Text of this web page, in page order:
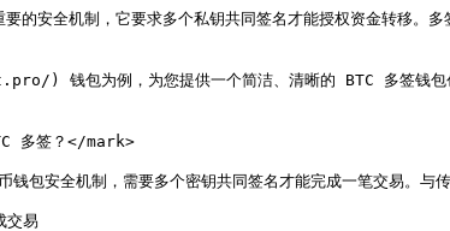
全机制，它要求多个私钥共同签名才能授权资金转移。多
为例，为您提供一个简洁、清晰的 BTC 多签钱包创建
多签？</mark>
全机制，需要多个密钥共同签名才能完成一笔交易。与
易